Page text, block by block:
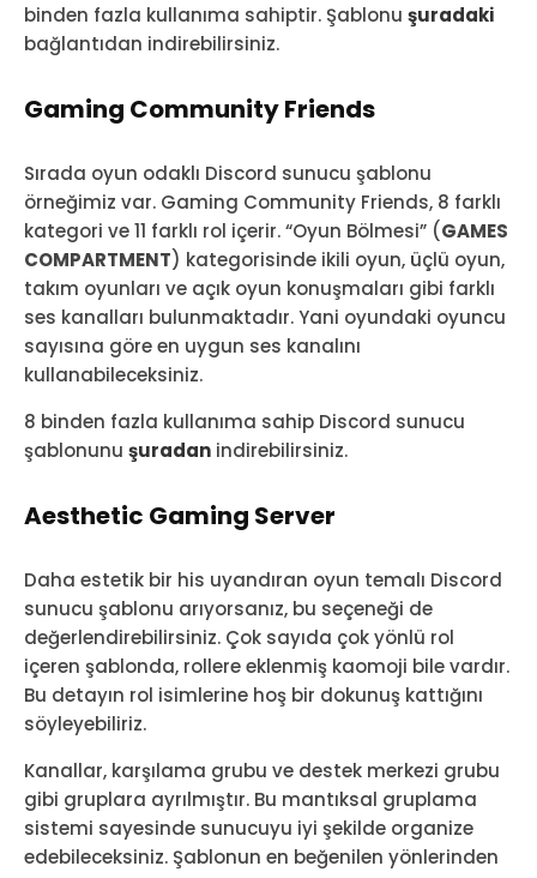
binden fazla kullanıma sahiptir. Şablonu şuradaki
bağlantıdan indirebilirsiniz.
Gaming Community Friends
Sırada oyun odaklı Discord sunucu şablonu
örneğimiz var. Gaming Community Friends, 8 farklı
kategori ve 11 farklı rol içerir. “Oyun Bölmesi” (GAMES
COMPARTMENT) kategorisinde ikili oyun, üçlü oyun,
takım oyunları ve açık oyun konuşmaları gibi farklı
ses kanalları bulunmaktadır. Yani oyundaki oyuncu
sayısına göre en uygun ses kanalını
kullanabileceksiniz.
8 binden fazla kullanıma sahip Discord sunucu
şablonunu şuradan indirebilirsiniz.
Aesthetic Gaming Server
Daha estetik bir his uyandıran oyun temalı Discord
sunucu şablonu arıyorsanız, bu seçeneği de
değerlendirebilirsiniz. Çok sayıda çok yönlü rol
içeren şablonda, rollere eklenmiş kaomoji bile vardır.
Bu detayın rol isimlerine hoş bir dokunuş kattığını
söyleyebiliriz.
Kanallar, karşılama grubu ve destek merkezi grubu
gibi gruplara ayrılmıştır. Bu mantıksal gruplama
sistemi sayesinde sunucuyu iyi şekilde organize
edebileceksiniz. Şablonun en beğenilen yönlerinden